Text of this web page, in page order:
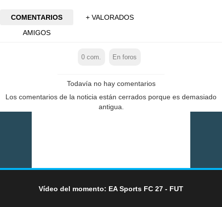
COMENTARIOS
+ VALORADOS
AMIGOS
0 com. En foros
Todavía no hay comentarios
Los comentarios de la noticia están cerrados porque es demasiado
antigua.
Vídeo del momento: EA Sports FC 27 - FUT